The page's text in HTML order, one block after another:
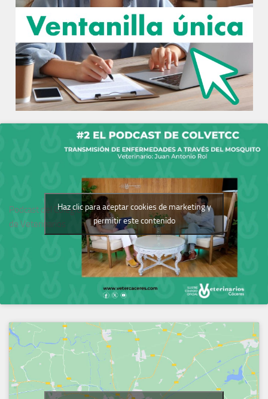
Podcast del Colegio
de Veterinarios
Haz clic para aceptar cookies de marketing y
permitir este contenido